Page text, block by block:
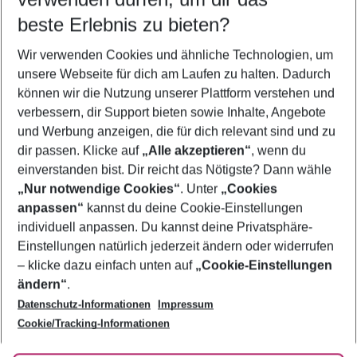
5-8 Nächte
2 Erwachsene Keine Kinder
Mehr Filter anzeigen
Footer
Footer navigation
Über uns
AGB
Bestpreisgarantie
Cookie-Einstellungen ändern
Cookie-Richtlinie
Agenturbetreuung
Barrierefreies Reisen
Folge uns
beste Erlebnis zu bieten?
Wir verwenden Cookies und ähnliche Technologien, um
unsere Webseite für dich am Laufen zu halten. Dadurch
können wir die Nutzung unserer Plattform verstehen und
verbessern, dir Support bieten sowie Inhalte, Angebote
und Werbung anzeigen, die für dich relevant sind und zu
dir passen. Klicke auf „Alle akzeptieren“, wenn du
einverstanden bist. Dir reicht das Nötigste? Dann wähle
„Nur notwendige Cookies“. Unter „Cookies
anpassen“ kannst du deine Cookie-Einstellungen
individuell anpassen. Du kannst deine Privatsphäre-
Einstellungen natürlich jederzeit ändern oder widerrufen
– klicke dazu einfach unten auf „Cookie-Einstellungen
ändern“.
Datenschutz-Informationen
Impressum
Cookie/Tracking-Informationen